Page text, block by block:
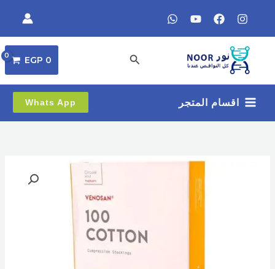
المحتوى
البحث 0
EGP
اقسام المتجر Whats App